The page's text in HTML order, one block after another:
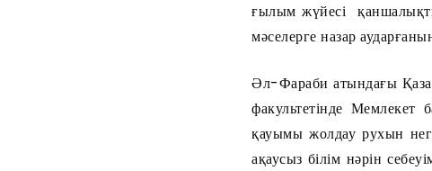
ғылым жүйесі
мәселерге назар
Әл-Фараби атындағы
факультетінде
қауымы жолдау рухын
ақаусыз білім нәрін